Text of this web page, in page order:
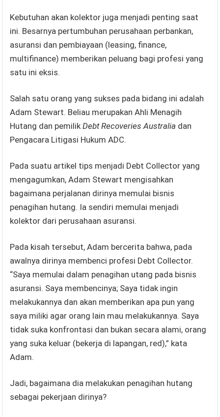
Kebutuhan akan kolektor juga menjadi penting saat
ini. Besarnya pertumbuhan perusahaan perbankan,
asuransi dan pembiayaan (leasing, finance,
multifinance) memberikan peluang bagi profesi yang
satu ini eksis.
Salah satu orang yang sukses pada bidang ini adalah
Adam Stewart. Beliau merupakan Ahli Menagih
Hutang dan pemilikDebt Recoveries Australia dan
Pengacara Litigasi Hukum ADC.
Pada suatu artikel tips menjadi Debt Collector yang
mengagumkan, Adam Stewart mengisahkan
bagaimana perjalanan dirinya memulai bisnis
penagihan hutang. Ia sendiri memulai menjadi
kolektor dari perusahaan asuransi.
Pada kisah tersebut, Adam bercerita bahwa, pada
awalnya dirinya membenci profesi Debt Collector.
“Saya memulai dalam penagihan utang pada bisnis
asuransi. Saya membencinya; Saya tidak ingin
melakukannya dan akan memberikan apa pun yang
saya miliki agar orang lain mau melakukannya. Saya
tidak suka konfrontasi dan bukan secara alami, orang
yang suka keluar (bekerja di lapangan, red),” kata
Adam.
Jadi, bagaimana dia melakukan penagihan hutang
sebagai pekerjaan dirinya?